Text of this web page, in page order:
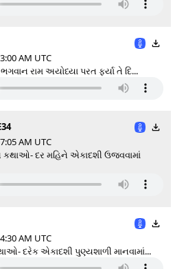
AM UTC
રામ અયોધ્યા પરત ફર્યા તે દિ...
AM UTC
કથાઓ- દર મહિને એકાદશી ઉજવવામાં
AM UTC
દરેક એકાદશી પુણ્યશાળી માનવામાં...